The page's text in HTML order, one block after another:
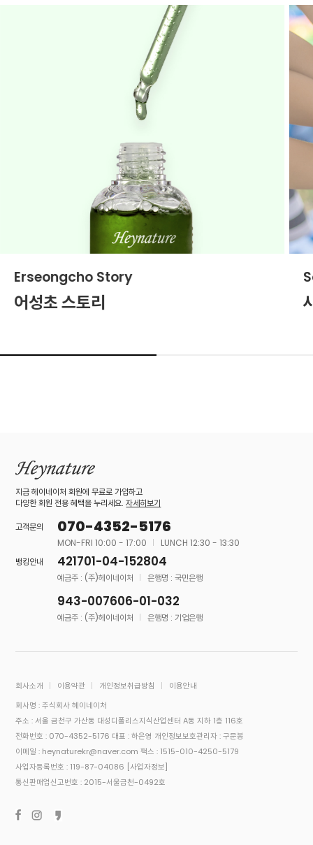
Erseongcho Story
어성초 스토리
지금 헤이네이처 회원에 무료로 가입하고
다양한 회원 전용 혜택을 누리세요.자세히보기
고객문의
070-4352-5176
MON-FRI 10:00 - 17:00
LUNCH 12:30 - 13:30
뱅킹안내
421701-04-152804
예금주 : (주)헤이네이처 은행명 : 국민은행
943-007606-01-032
예금주 : (주)헤이네이처 은행명 : 기업은행
회사소개 이용약관 개인정보취급방침
이용안내
회사명 : 주식회사 헤이네이처
주소 : 서울 금천구 가산동 대성디폴리스지식산업센터 A동 지하 1층 116호
전화번호 : 070-4352-5176 대표 : 하은영 개인정보보호관리자 : 구문봉
이메일 : heynaturekr@naver.com 팩스 : 1515-010-4250-5179
사업자등록번호 : 119-87-04086 [사업자정보]
통신판매업신고번호 : 2015-서울금천-0492호